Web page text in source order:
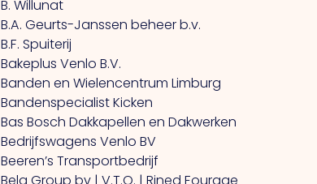
B. Willunat
B.A. Geurts-Janssen beheer b.v.
B.F. Spuiterij
Bakeplus Venlo B.V.
Banden en Wielencentrum Limburg
Bandenspecialist Kicken
Bas Bosch Dakkapellen en Dakwerken
Bedrijfswagens Venlo BV
Beeren’s Transportbedrijf
Bela Group bv | V.T.O. | Rined Fourage